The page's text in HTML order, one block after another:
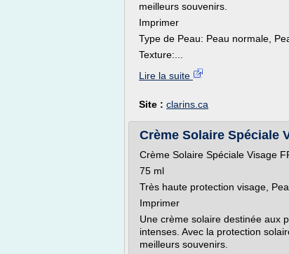
meilleurs souvenirs.
Imprimer
Type de Peau: Peau normale,
Texture:...
Lire la suite
Site : clarins.ca
Crème Solaire Spéciale
Crème Solaire Spéciale Visage
75 ml
Très haute protection visage,
Imprimer
Une crème solaire destinée aux
intenses. Avec la protection
meilleurs souvenirs.